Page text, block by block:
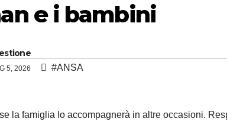
e i bambini
5, 2026 #ANSA
la famiglia lo accompagnerà in altre occasioni.